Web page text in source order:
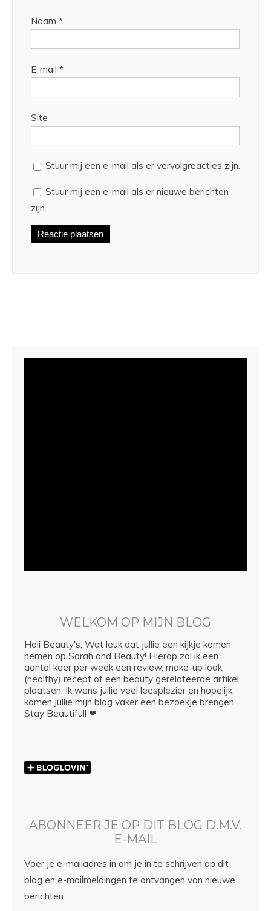
Naam *
E-mail *
Site
Stuur mij een e-mail als er vervolgreacties zijn.
Stuur mij een e-mail als er nieuwe berichten
zijn.
WELKOM OP MIJN BLOG
Hoii Beauty's, Wat leuk dat jullie een kijkje komen
nemen op Sarah and Beauty! Hierop zal ik een
aantal keer per week een review, make-up look,
(healthy) recept of een beauty gerelateerde artikel
plaatsen. Ik wens jullie veel leesplezier en hopelijk
komen jullie mijn blog vaker een bezoekje brengen.
Stay Beautifull ❤
ABONNEER JE OP DIT BLOG D.M.V.
E-MAIL
Voer je e-mailadres in om je in te schrijven op dit
blog en e-mailmeldingen te ontvangen van nieuwe
berichten.